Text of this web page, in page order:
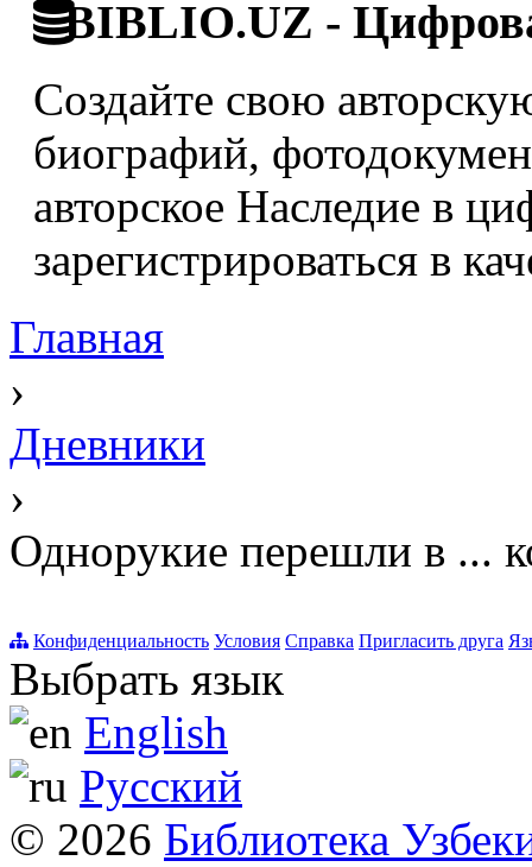
BIBLIO.UZ -
Создайте свою
биографий,
авторское Наследие в
зарегистрироваться в
Главная
›
Дневники
›
Однорукие перешли в ...
Конфиденциальность Условия Справка Пригласить друга
Выбрать язык
English
Русский
© 2026 Библиотека